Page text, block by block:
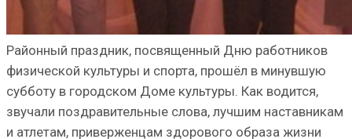
Районный праздник, посвященный Дню работников
физической культуры и спорта, прошёл в минувшую
субботу в городском Доме культуры. Как водится,
звучали поздравительные слова, лучшим наставникам
и атлетам, приверженцам здорового образа жизни